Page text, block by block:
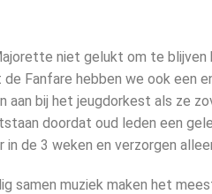
niet gelukt om te blijven
Fanfare hebben we ook een
aan bij het jeugdorkest als ze
doordat oud leden een
de 3 weken en verzorgen
samen muziek maken het